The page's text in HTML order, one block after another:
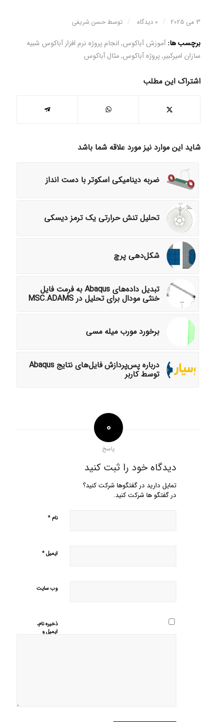
3 می 2025 / 0 دیدگاه / توسطحسن شریفی
برچسب ها:آموزش آباکوس, انجام پروژه نرم افزار آباکوس شبیه
سازان امیرکبیر,پروژه آباکوس,مثال آباکوس
اشتراک این مطلب
شاید این موارد نیز مورد علاقه شما باشد
ضربه دینامیکی اسکوتر با دست انداز
تحلیل تنش حرارتی یک ترمز دیسکی
شکل‌دهی پرچ
تبدیل داده‌های Abaqus به فرمت فایل
خنثی مودال برای تحلیل در MSC.ADAMS
برخورد مورب میله مسی
درباره پس‌پردازش فایل‌های نتایج Abaqus
توسط کاربر
0
پاسخ
دیدگاه خود را ثبت کنید
تمایل دارید در گفتگوها شرکت کنید؟
در گفتگو ها شرکت کنید.
نام *
ایمیل*
وب‌ سایت
ذخیره نام،
ایمیل و